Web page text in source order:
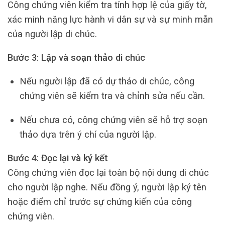
Công chứng viên kiểm tra tính hợp lệ của giấy tờ,
xác minh năng lực hành vi dân sự và sự minh mẫn
của người lập di chúc.
Bước 3: Lập và soạn thảo di chúc
Nếu người lập đã có dự thảo di chúc, công
chứng viên sẽ kiểm tra và chỉnh sửa nếu cần.
Nếu chưa có, công chứng viên sẽ hỗ trợ soạn
thảo dựa trên ý chí của người lập.
Bước 4: Đọc lại và ký kết
Công chứng viên đọc lại toàn bộ nội dung di chúc
cho người lập nghe. Nếu đồng ý, người lập ký tên
hoặc điểm chỉ trước sự chứng kiến của công
chứng viên.